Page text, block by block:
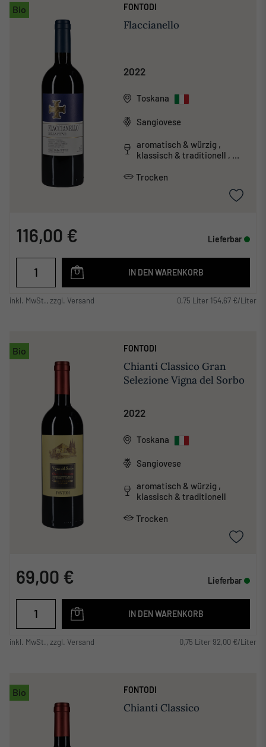
Bio FONTODI
Flaccianello
2022
Toskana
Sangiovese
aromatisch & würzig ,
klassisch & traditionell ,
schwer
Trocken
116,00 € Lieferbar
IN DEN WARENKORB
inkl. MwSt., zzgl. Versand 0,75 Liter 154,67 €/Liter
Bio FONTODI
Chianti Classico Gran
Selezione Vigna del Sorbo
2022
Toskana
Sangiovese
aromatisch & würzig ,
klassisch & traditionell
Trocken
69,00 € Lieferbar
IN DEN WARENKORB
inkl. MwSt., zzgl. Versand 0,75 Liter 92,00 €/Liter
Bio FONTODI
Chianti Classico